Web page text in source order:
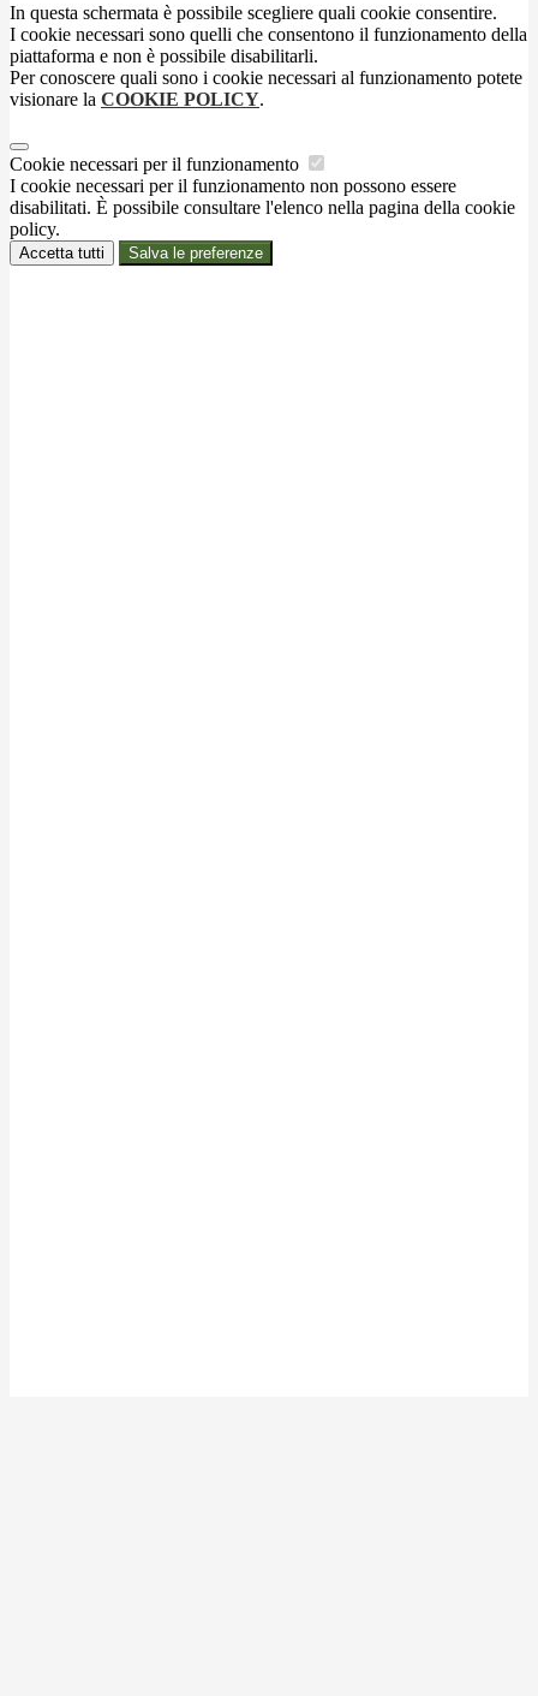
In questa schermata è possibile scegliere quali cookie consentire.
I cookie necessari sono quelli che consentono il funzionamento della
piattaforma e non è possibile disabilitarli.
Per conoscere quali sono i cookie necessari al funzionamento potete
visionare la COOKIE POLICY.
Cookie necessari per il funzionamento
I cookie necessari per il funzionamento non possono essere
disabilitati. È possibile consultare l'elenco nella pagina della cookie
policy.
Accetta tutti Salva le preferenze